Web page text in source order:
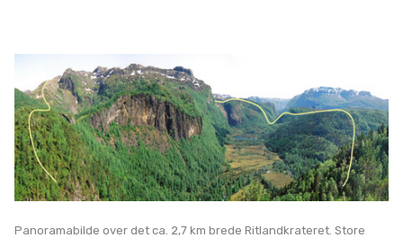
Panoramabilde over det ca. 2,7 km brede Ritlandkrateret. Store